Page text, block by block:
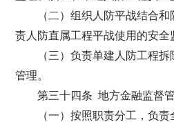
（二）组织人防平战结合
责人防直属工程平战使用的安全
（三）负责单建人防工程
管理。
第三十四条 地方金融监督
（一）按照职责分工，负